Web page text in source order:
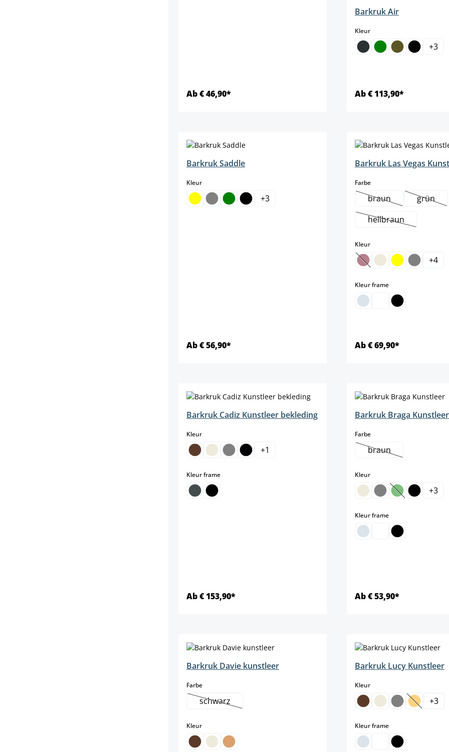
Ab € 46,90*
Barkruk Air
Kleurselect
+3
Ab € 113,90*
Barkruk Saddle
Kleurselect
+3
Ab € 56,90*
Barkruk Las Vegas
Farbeselect
braun(Deze optie isgrün(Deze
hellbraun(Deze optie is
Kleurselect
(Deze optie is momenteel
+4
Kleur frameselect
Ab € 69,90*
Barkruk Cadiz Kunstleer bekleding
Kleurselect
+1
Kleur frameselect
Ab € 153,90*
Barkruk Braga Kunstleer
Farbeselect
braun(Deze optie is
Kleurselect
(Deze optie is
+3
Kleur frameselect
Ab € 53,90*
Barkruk Davie kunstleer
Farbeselect
schwarz(Deze optie is momenteel niet beschikbaar.)
Kleurselect
Barkruk Lucy Kunstleer
Kleurselect
(Deze
+3
Kleur frameselect